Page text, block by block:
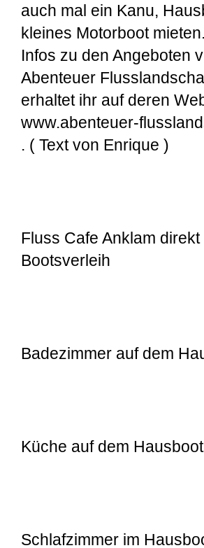
auch mal ein Kanu,
kleines Motorboot
Infos zu den Angeboten
Abenteuer
erhaltet ihr auf deren
www.abenteuer-
. ( Text von Enrique )
Fluss Cafe Anklam direkt
Bootsverleih
Badezimmer auf dem
Küche auf dem Hausboot
Schlafzimmer im